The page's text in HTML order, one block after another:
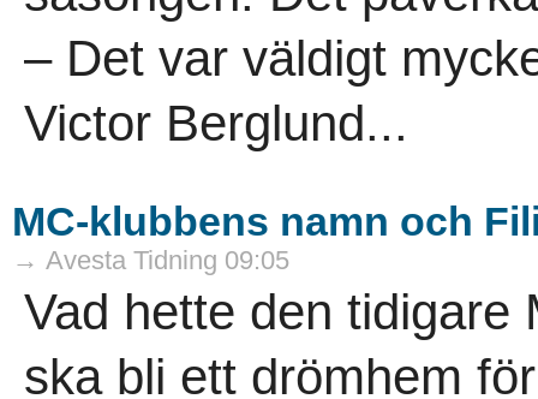
– Det var väldigt
Victor Berglund...
MC-klubbens namn och
→ Avesta Tidning 09:05
Vad hette den tidigare
ska bli ett drömhem